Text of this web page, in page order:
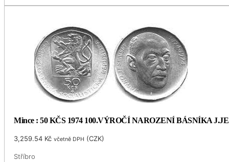
Mince : 50 KČS 1974 100.VÝROČÍ NAROZENÍ BÁSNÍKA
3,259.54 Kč včetně DPH (CZK)
Stříbro